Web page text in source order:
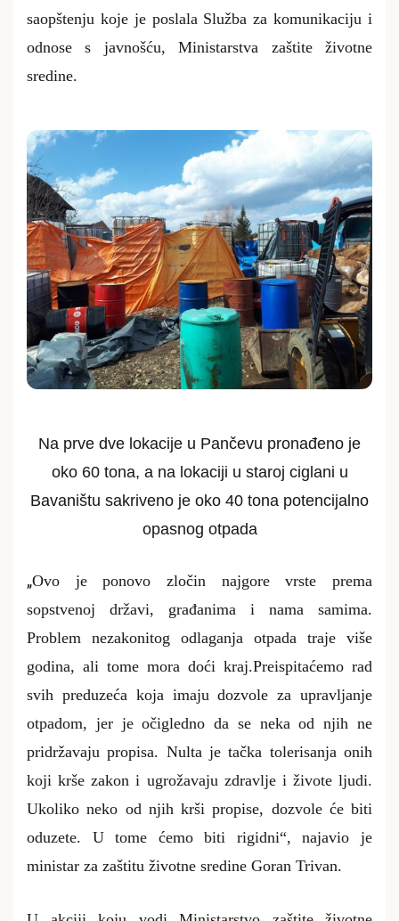
saopštenju koje je poslala Služba za komunikaciju i
odnose s javnošću, Ministarstva zaštite životne
sredine.
Na prve dve lokacije u Pančevu pronađeno je
oko 60 tona, a na lokaciji u staroj ciglani u
Bavaništu sakriveno je oko 40 tona potencijalno
opasnog otpada
„Ovo je ponovo zločin najgore vrste prema
sopstvenoj državi, građanima i nama samima.
Problem nezakonitog odlaganja otpada traje više
godina, ali tome mora doći kraj.Preispitaćemo rad
svih preduzeća koja imaju dozvole za upravljanje
otpadom, jer je očigledno da se neka od njih ne
pridržavaju propisa. Nulta je tačka tolerisanja onih
koji krše zakon i ugrožavaju zdravlje i živote ljudi.
Ukoliko neko od njih krši propise, dozvole će biti
oduzete. U tome ćemo biti rigidni“, najavio je
ministar za zaštitu životne sredine Goran Trivan.